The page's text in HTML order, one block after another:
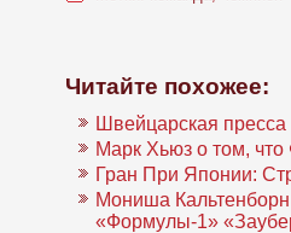
Читайте похожее:
Швейцарская
Марк Хьюз о том, что
Гран При Японии:
Мониша
«Формулы-1»